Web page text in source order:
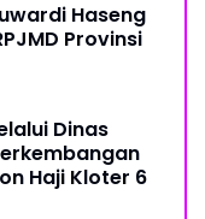
Haseng
Provinsi
Dinas
Haji Kloter 6